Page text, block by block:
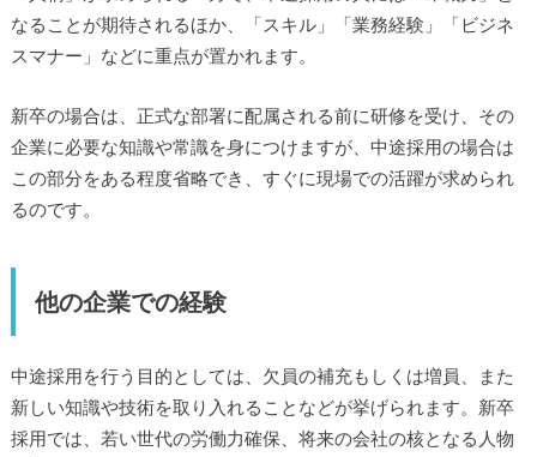
なることが期待されるほか、「スキル」「業務経験」「ビジネ
スマナー」などに重点が置かれます。
新卒の場合は、正式な部署に配属される前に研修を受け、その
企業に必要な知識や常識を身につけますが、中途採用の場合は
この部分をある程度省略でき、すぐに現場での活躍が求められ
るのです。
他の企業での経験
中途採用を行う目的としては、欠員の補充もしくは増員、また
新しい知識や技術を取り入れることなどが挙げられます。新卒
採用では、若い世代の労働力確保、将来の会社の核となる人物